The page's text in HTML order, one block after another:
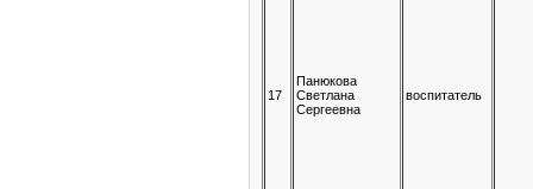
17
Панюкова
Светлана
Сергеевна
воспитатель